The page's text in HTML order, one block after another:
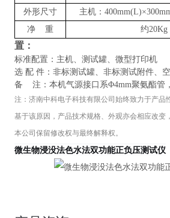
外形尺寸
主机：
净 重
约20Kg
置：
标准配置：主机、测试罐、微型打印机
选 配 件：非标测试罐、非标测试附件、
备 注：本机气源接口系Φ4mm聚氨酯管
注： 济南中科电子科技有限公司 始终致力于产品
基于该原因，产品技术规格、外观亦会相应改变
本公司保留修改权与最终解释权。
微生物浸没法色水法双功能正负压测试仪